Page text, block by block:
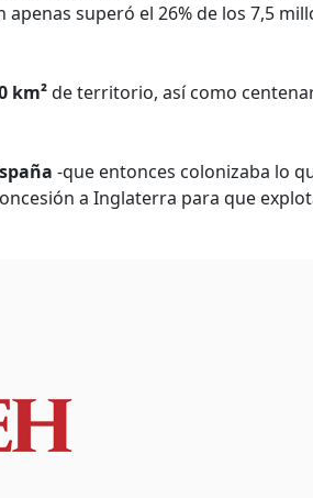
superó el 26% de los 7,5
km²de territorio, así como
-que entonces colonizaba lo
a Inglaterra para que